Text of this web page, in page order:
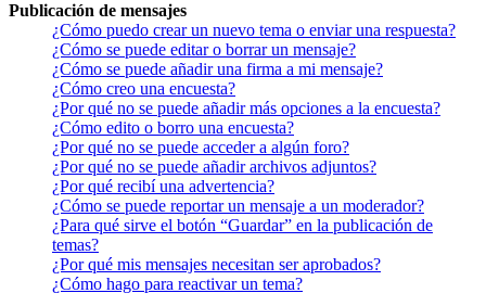
Publicación de mensajes
¿Cómo puedo crear un nuevo tema o enviar una respuesta?
¿Cómo se puede editar o borrar un mensaje?
¿Cómo se puede añadir una firma a mi mensaje?
¿Cómo creo una encuesta?
¿Por qué no se puede añadir más opciones a la encuesta?
¿Cómo edito o borro una encuesta?
¿Por qué no se puede acceder a algún foro?
¿Por qué no se puede añadir archivos adjuntos?
¿Por qué recibí una advertencia?
¿Cómo se puede reportar un mensaje a un moderador?
¿Para qué sirve el botón “Guardar” en la publicación de
temas?
¿Por qué mis mensajes necesitan ser aprobados?
¿Cómo hago para reactivar un tema?